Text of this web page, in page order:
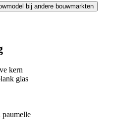
bij andere bouwmarkten
kern
glas